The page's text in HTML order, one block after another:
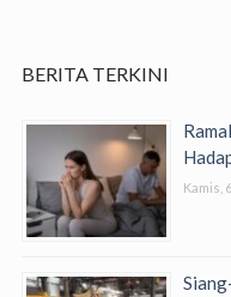
BERITA TERKINI
Kamis,